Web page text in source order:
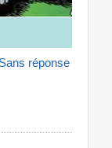
réponse